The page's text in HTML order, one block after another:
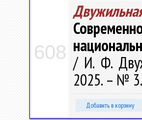
608 / И. Ф.
2025. – №
Добавить в корзину